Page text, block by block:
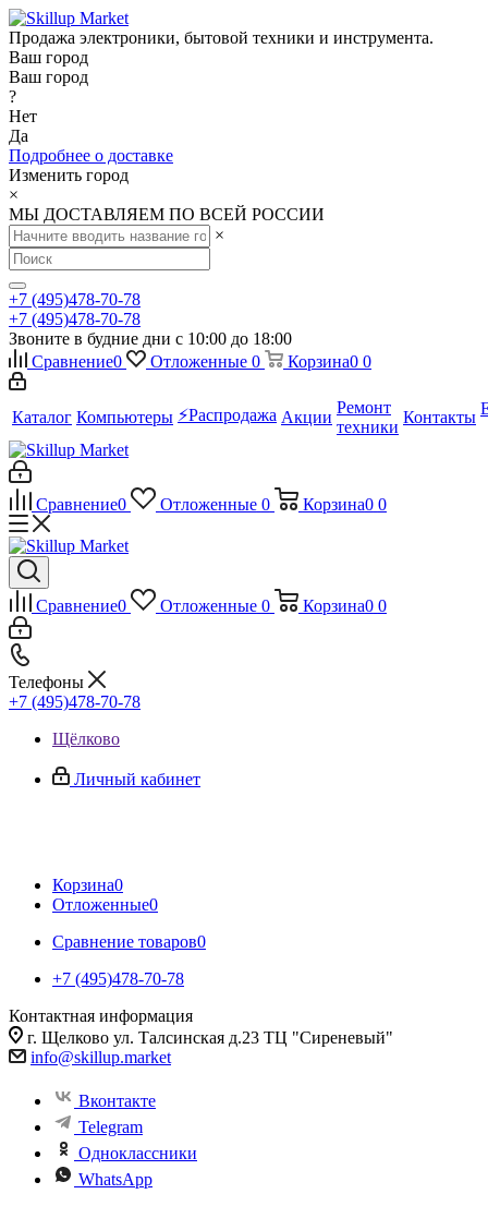
Продажа электроники, бытовой техники и инструмента.
Ваш город
Ваш город
?
Нет
Да
Подробнее о доставке
Изменить город
×
МЫ ДОСТАВЛЯЕМ ПО ВСЕЙ РОССИИ
×
+7 (495)478-70-78
+7 (495)478-70-78
Звоните в будние дни с 10:00 до 18:00
Сравнение0 Отложенные 0 Корзина0 0
Каталог Компьютеры ⚡️Распродажа Акции
Ремонт
техники
Контакты
Сравнение0 Отложенные 0 Корзина0 0
Сравнение0 Отложенные 0 Корзина0 0
Телефоны
+7 (495)478-70-78
Щёлково
Личный кабинет
Корзина0
Отложенные0
Сравнение товаров0
+7 (495)478-70-78
Контактная информация
г. Щелково ул. Талсинская д.23 ТЦ "Сиреневый"
info@skillup.market
Вконтакте
Telegram
Одноклассники
WhatsApp